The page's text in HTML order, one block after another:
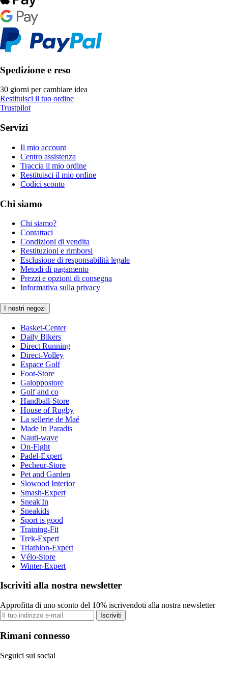
Spedizione e reso
30 giorni per cambiare idea
Restituisci il tuo ordine
Trustpilot
Servizi
Il mio account
Centro assistenza
Traccia il mio ordine
Restituisci il mio ordine
Codici sconto
Chi siamo
Chi siamo?
Contattaci
Condizioni di vendita
Restituzioni e rimborsi
Esclusione di responsabilità legale
Metodi di pagamento
Prezzi e opzioni di consegna
Informativa sulla privacy
I nostri negozi
Basket-Center
Daily Bikers
Direct Running
Direct-Volley
Espace Golf
Foot-Store
Galoppostore
Golf and co
Handball-Store
House of Rugby
La sellerie de Maé
Made in Paradis
Nauti-wave
On-Fight
Padel-Expert
Pecheur-Store
Pet and Garden
Slowood Interior
Smash-Expert
Sneak'In
Sneakids
Sport is good
Training-Fit
Trek-Expert
Triathlon-Expert
Vélo-Store
Winter-Expert
Iscriviti alla nostra newsletter
Approfitta di uno sconto del 10% iscrivendoti alla nostra newsletter
Iscriviti
Rimani connesso
Seguici sui social